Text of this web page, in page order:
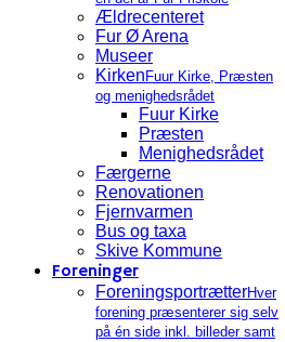
Ældrecenteret
Fur Ø Arena
Museer
Kirken Fuur Kirke, Præsten
og menighedsrådet
Fuur Kirke
Præsten
Menighedsrådet
Færgerne
Renovationen
Fjernvarmen
Bus og taxa
Skive Kommune
Foreninger
ForeningsportrætterHver
forening præsenterer sig selv
på én side inkl. billeder samt